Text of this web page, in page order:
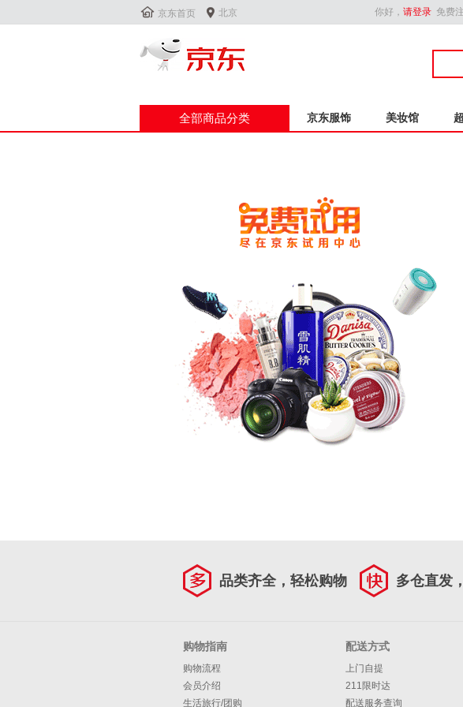
 京东首页  北京 你好， 请登录 免费
全部商品分类 京东服饰 美妆馆
品类齐全，轻松购物 多仓直发
购物指南
购物流程
会员介绍
生活旅行/团购
配送方式
上门自提
211限时达
配送服务查询